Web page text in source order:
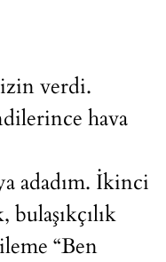
verdi.
hava
adadım. İkinci
“Ben